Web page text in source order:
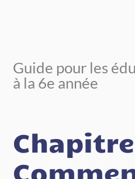
Guide pour les
à la 6e année